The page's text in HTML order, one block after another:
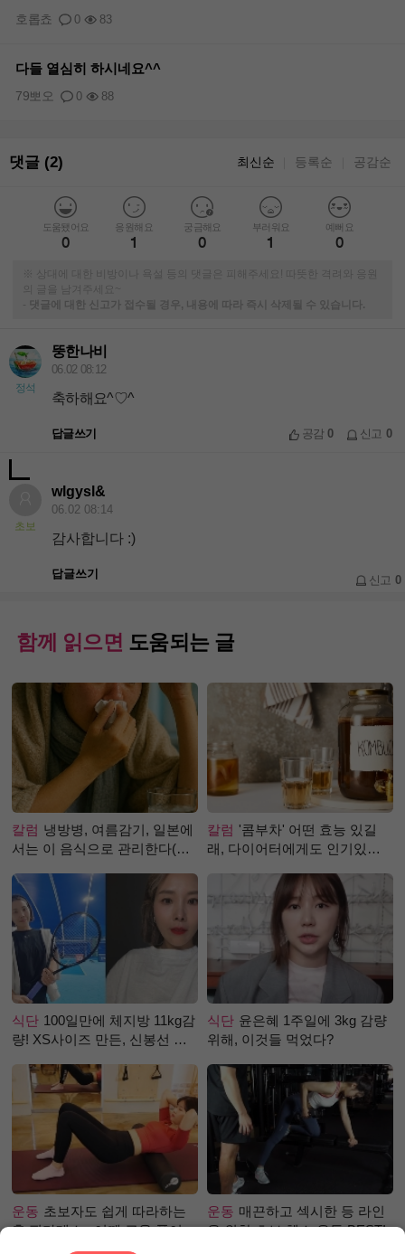
0 83
호롭쵸
다들 열심히 하시네요^^
0 88
79뽀오
댓글 (2) 최신순 등록순 공감순
도움됐어요
0
응원해요
1
궁금해요
0
부러워요
1
예뻐요
0
※ 상대에 대한 비방이나 욕설 등의 댓글은 피해주세요! 따뜻한 격려와 응원
-
댓글에 대한 신고가 접수될 경우, 내용에 따라 즉시 삭제될 수 있습니다.
정석
뚱한나비
06.02 08:12
축하해요^♡^
답글쓰기 공감0 신고 0
초보
wlgysl&
06.02 08:14
감사합니다 :)
답글쓰기 신고 0
함께 읽으면 도움되는 글
칼럼 냉방병, 여름감기, 일본에
서는 이 음식으로 관리한다(생
칼럼 '콤부차' 어떤 효능 있길
래, 다이어터에게도 인기있는
식단 100일만에 체지방 11kg감
량! XS사이즈 만든, 신봉선 식
식단 윤은혜 1주일에 3kg 감량
위해, 이것들 먹었다?
운동 초보자도 쉽게 따라하는
홈 필라테스 –어깨 근육 풀어주
운동 매끈하고 섹시한 등 라인
을 위한 초보 헬스 운동 BEST!